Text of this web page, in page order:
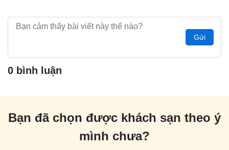
Gửi
0 bình luận
Bạn đã chọn được khách sạn theo ý
mình chưa?